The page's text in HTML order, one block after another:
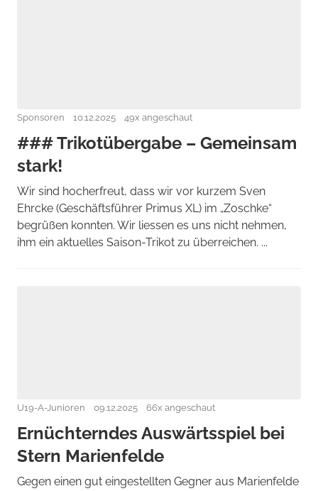
Sponsoren 10.12.2025 49x angeschaut
### Trikotübergabe – Gemeinsam
stark!
Wir sind hocherfreut, dass wir vor kurzem Sven
Ehrcke (Geschäftsführer Primus XL) im „Zoschke“
begrüßen konnten. Wir liessen es uns nicht nehmen,
ihm ein aktuelles Saison-Trikot zu überreichen. ...
U19-A-Junioren 09.12.2025 66x angeschaut
Ernüchterndes Auswärtsspiel bei
Stern Marienfelde
Gegen einen gut eingestellten Gegner aus Marienfelde